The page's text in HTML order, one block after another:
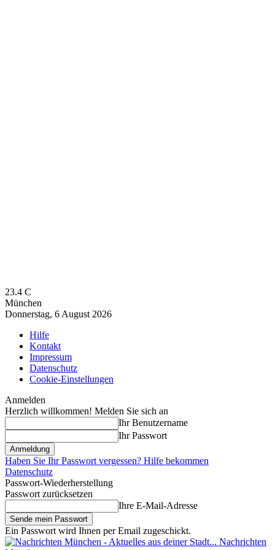
23.4 C
München
Donnerstag, 6 August 2026
Hilfe
Kontakt
Impressum
Datenschutz
Cookie-Einstellungen
Anmelden
Herzlich willkommen! Melden Sie sich an
Ihr Benutzername
Ihr Passwort
Haben Sie Ihr Passwort vergessen? Hilfe bekommen
Datenschutz
Passwort-Wiederherstellung
Passwort zurücksetzen
Ihre E-Mail-Adresse
Ein Passwort wird Ihnen per Email zugeschickt.
Nachrichten